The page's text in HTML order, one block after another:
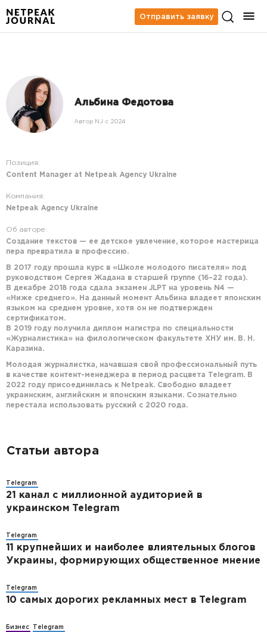
Отправить заявку
Альбина Федотова
Автор NJ c 2024
Позиция:
Content Manager at Netpeak Agency Ukraine
Компания:
Netpeak Agency Ukraine
Об авторе:
Создание текстов — ее детское увлечение, которое мастерица
пера превратила в профессию.
В 2017 году прошла курс в «Школе молодого писателя» под
руководством Сергея Жадана в старшей группе (16–22 года).
В декабре 2018 года сдала экзамен JLPT на уровень N4 —
«Ниже среднего». На данный момент Альбина владеет японским
языком на среднем уровне, хотя он не подтвержден
сертификатом.
В 2019 году получила диплом магистра по специальности
«Журналистика» на филологическом факультете ХНУ им. В. Н.
Каразина.
Молодая журналистка, начавшая свой профессиональный путь
в качестве контент-менеджера в период расцвета Telegram. В
2022 году присоединилась к Netpeak. Свободно владеет
украинским, английским и японским языками. Сознательно
перестала использовать русский с 2020 года.
Статьи автора
Telegram
21 канал с миллионной аудиторией в
украинском Telegram
Telegram
11 крупнейших и наиболее влиятельных блогов
Украины, формирующих общественное мнение
Telegram
10 самых дорогих рекламных мест в Telegram
Бизнес Telegram